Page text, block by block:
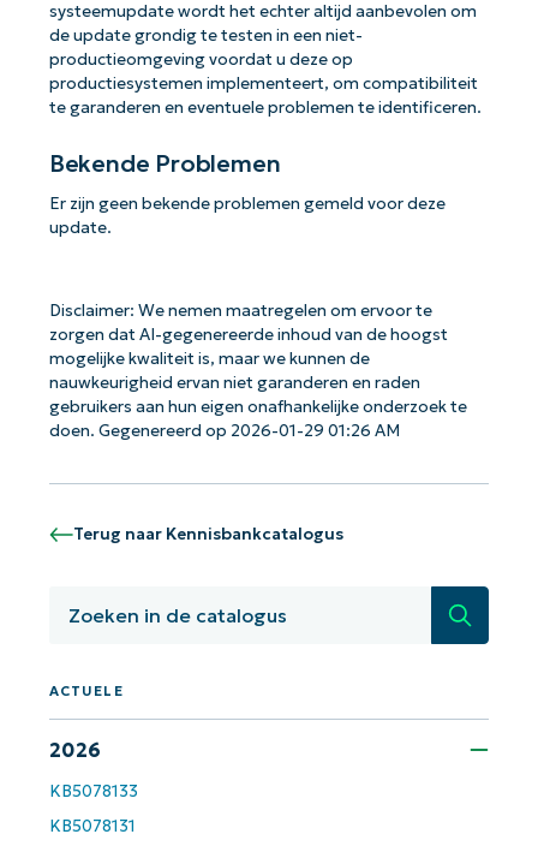
systeemupdate wordt het echter altijd aanbevolen om
de update grondig te testen in een niet-
productieomgeving voordat u deze op
productiesystemen implementeert, om compatibiliteit
te garanderen en eventuele problemen te identificeren.
Bekende Problemen
Er zijn geen bekende problemen gemeld voor deze
update.
Disclaimer: We nemen maatregelen om ervoor te
zorgen dat AI-gegenereerde inhoud van de hoogst
mogelijke kwaliteit is, maar we kunnen de
nauwkeurigheid ervan niet garanderen en raden
gebruikers aan hun eigen onafhankelijke onderzoek te
doen. Gegenereerd op 2026-01-29 01:26 AM
Terug naar Kennisbankcatalogus
Zoeken
ACTUELE
2026
KB5078133
KB5078131
Aan de slag met NinjaOne AI-
and
name*